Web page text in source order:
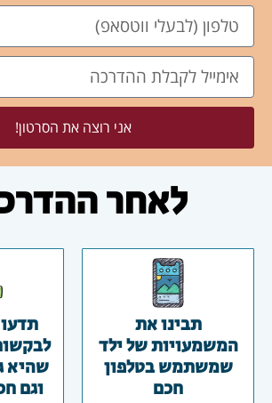
אני רוצה את הסרטון!
לאחר
תבינו את
המשמעויות של ילד
שמשתמש בטלפון
חכם
שהיא
וגם